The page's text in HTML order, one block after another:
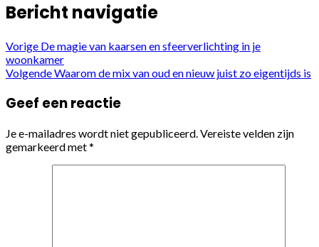
Bericht navigatie
Vorige De magie van kaarsen en sfeerverlichting in je
woonkamer
VolgendeWaarom de mix van oud en nieuw juist zo eigentijds is
Geef een reactie
Je e-mailadres wordt niet gepubliceerd.Vereiste velden zijn
gemarkeerd met*